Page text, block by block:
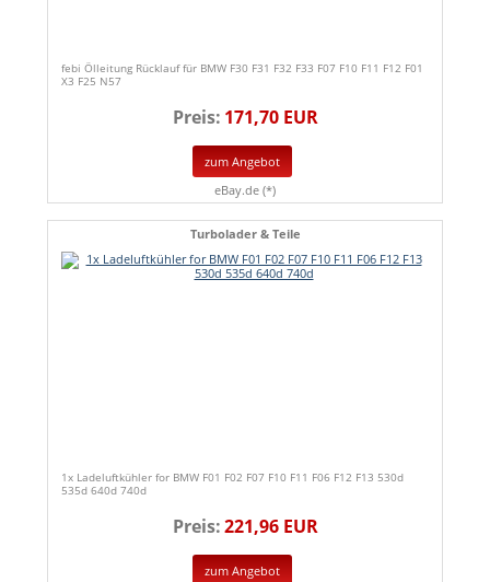
febi Ölleitung Rücklauf für BMW F30 F31 F32 F33 F07 F10 F11 F12 F01
X3 F25 N57
Preis: 171,70 EUR
zum Angebot
eBay.de (*)
Turbolader & Teile
1x Ladeluftkühler for BMW F01 F02 F07 F10 F11 F06 F12 F13 530d
535d 640d 740d
Preis:221,96 EUR
zum Angebot